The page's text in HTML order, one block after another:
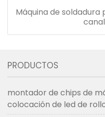
Máquina de soldadura
PRODUCTOS
montador de chips de
colocación de led de